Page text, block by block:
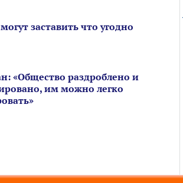
заставить что угодно
«Общество раздроблено и
им можно легко